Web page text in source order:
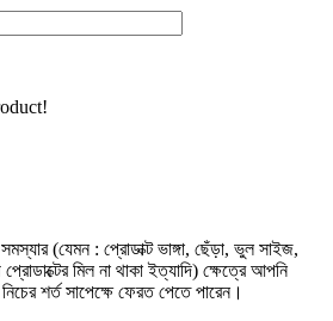
(যেমন : প্রোডাক্ট ভাঙ্গা, ছেঁড়া, ভুল সাইজ,
মিল না থাকা ইত্যাদি) ক্ষেত্রে আপনি
শর্ত সাপেক্ষে ফেরত পেতে পারেন।